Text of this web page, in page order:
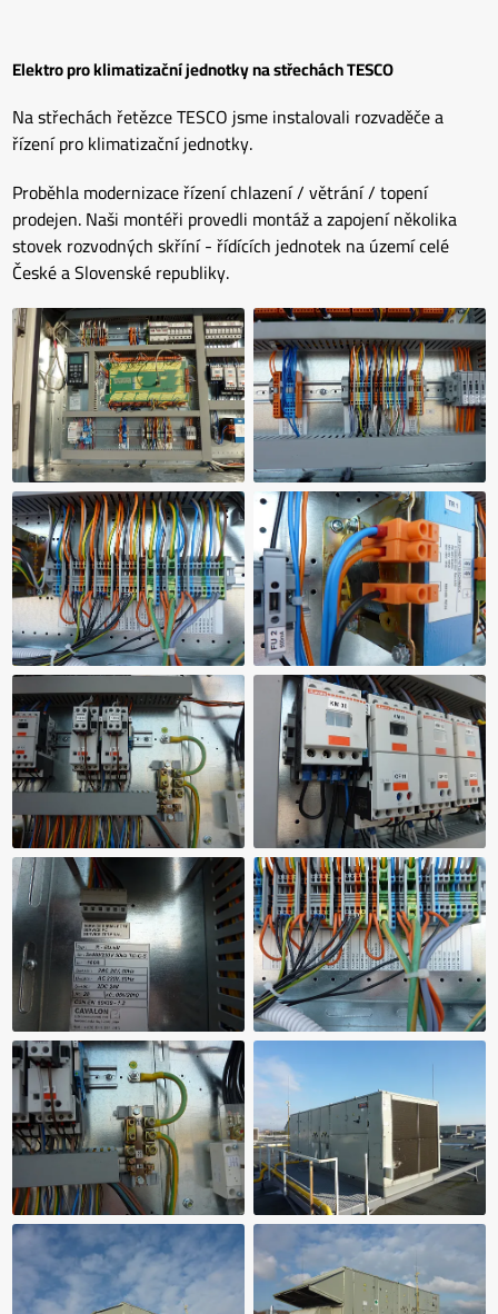
Elektro pro klimatizační jednotky na střechách TESCO
Na střechách řetězce TESCO jsme instalovali rozvaděče a
řízení pro klimatizační jednotky.
Proběhla modernizace řízení chlazení / větrání / topení
prodejen. Naši montéři provedli montáž a zapojení několika
stovek rozvodných skříní - řídících jednotek na území celé
České a Slovenské republiky.